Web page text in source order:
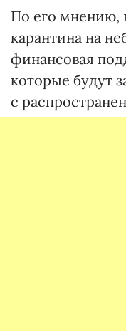
По его мнению,
карантина на
финансовая
которые будут
с